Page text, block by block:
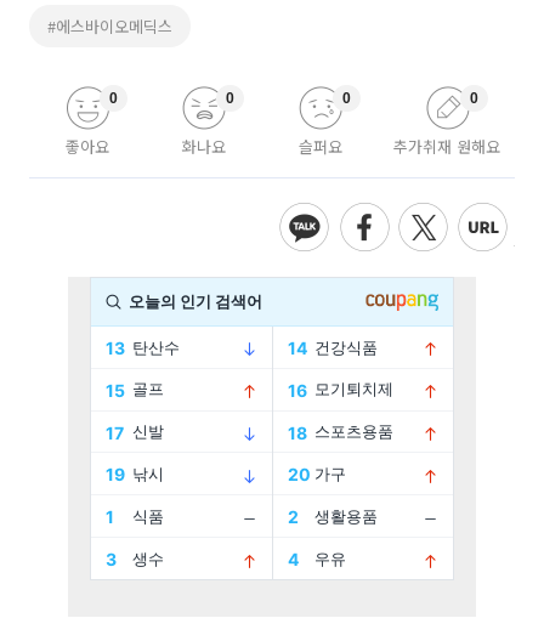
#에스바이오메딕스
좋아요
0
화나요
0
슬퍼요
0
추가취재 원해요
0